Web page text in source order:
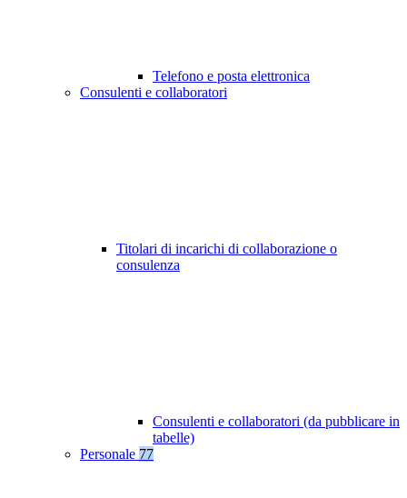
Telefono e posta elettronica
Consulenti e collaboratori
Titolari di incarichi di collaborazione o
consulenza
Consulenti e collaboratori (da pubblicare in
tabelle)
Personale 77